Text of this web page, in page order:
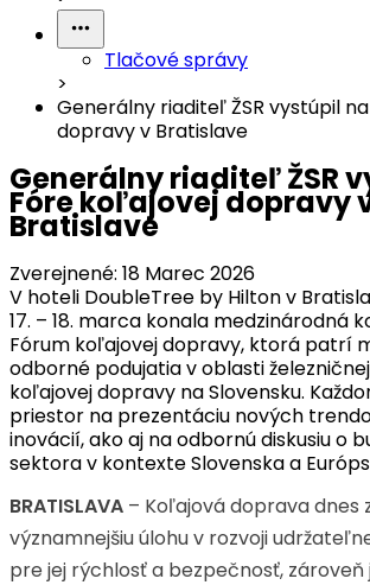
Tlačové správy
>
Generálny riaditeľ ŽSR vystúpil
dopravy v Bratislave
Generálny riaditeľ ŽSR
Fóre koľajovej dopravy
Bratislave
Zverejnené: 18 Marec 2026
V hoteli DoubleTree by Hilton v
17. – 18. marca konala medzinárodná
Fórum koľajovej dopravy, ktorá patrí
odborné podujatia v oblasti
koľajovej dopravy na Slovensku.
priestor na prezentáciu nových
inovácií, ako aj na odbornú diskusiu o
sektora v kontexte Slovenska a
BRATISLAVA – Koľajová doprava dnes
významnejšiu úlohu v rozvoji
pre jej rýchlosť a bezpečnosť,